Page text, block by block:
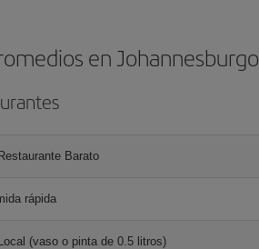
en Johannesburgo
Barato
rápida
(vaso o pinta de 0.5 litros)